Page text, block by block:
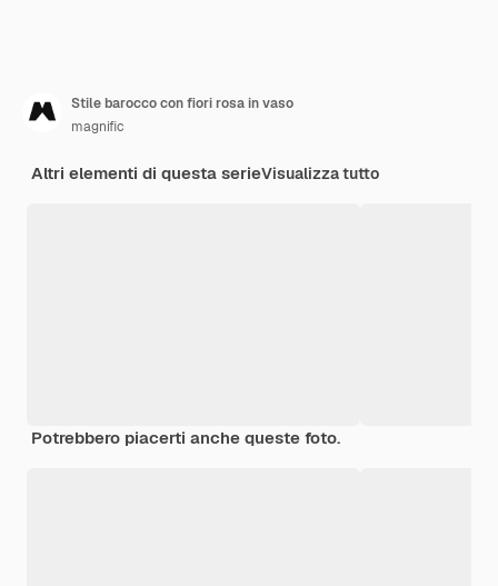
Stile barocco con fiori rosa in vaso
magnific
Altri elementi di questa serieVisualizza tutto
Potrebbero piacerti anche queste foto.